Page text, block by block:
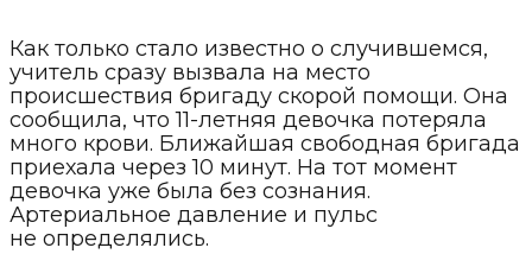
Как только стало известно о случившемся,
учитель сразу вызвала на место
происшествия бригаду скорой помощи. Она
сообщила, что 11-летняя девочка потеряла
много крови. Ближайшая свободная бригада
приехала через 10 минут. На тот момент
девочка уже была без сознания.
Артериальное давление и пульс
не определялись.